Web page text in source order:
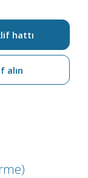
hattı
alın